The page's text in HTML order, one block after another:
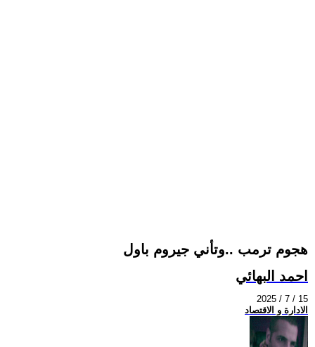
هجوم ترمب ..وتأني جيروم باول
احمد البهائي
2025 / 7 / 15
الادارة و الاقتصاد